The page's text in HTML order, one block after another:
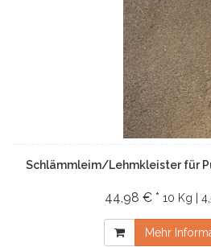
Schlämmleim/Lehmkleister für
44,98 € * 10 Kg |
Mehr